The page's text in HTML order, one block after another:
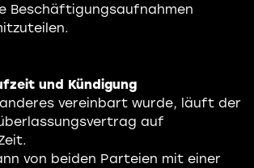
Beschäftigungsaufnahmen
und Kündigung
vereinbart wurde, läuft der
auf
von beiden Parteien mit einer